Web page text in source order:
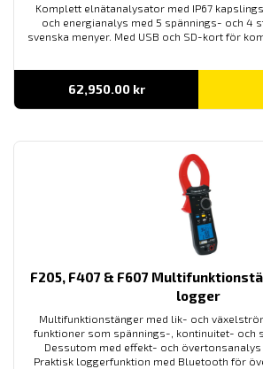
Komplett elnätanalysator med IP67
och energianalys med 5 spännings- och 4
svenska menyer. Med USB och SD-kort för
62,950.00 kr
F205, F407 & F607
logger
Multifunktionstänger med lik- och
funktioner som spännings-, kontinuitet- och
Dessutom med effekt- och övertonsanalys
Praktisk loggerfunktion med Bluetooth för